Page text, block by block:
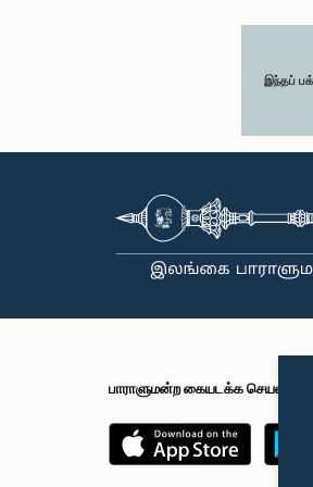
இந்தப்
பாராளுமன்ற கையடக்க செயலி